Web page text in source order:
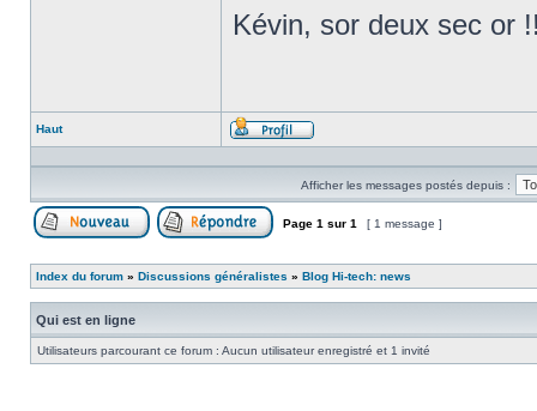
Kévin, sor deux sec or
Haut
Profil
Afficher les messages postés depuis :
Page 1 sur 1 [ 1 message ]
Index du forum » Discussions généralistes » Blog Hi-tech: news
Qui est en ligne
Utilisateurs parcourant ce forum : Aucun utilisateur enregistré et 1 invité